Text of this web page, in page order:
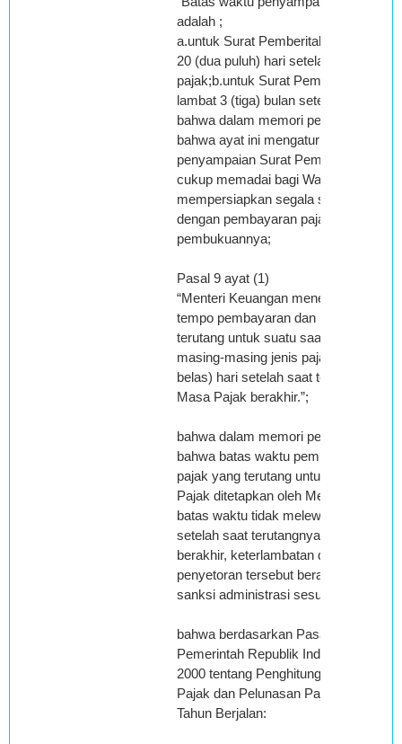
adalah ;
a.untuk Surat Pemberitahuan Masa,
20 (dua puluh) hari setelah akhir masa
pajak;b.untuk Surat Pemberitahuan
lambat 3 (tiga) bulan setelah akhir
bahwa dalam memori penjelasan
bahwa ayat ini mengatur tentang
penyampaian Surat Pemberitahuan
cukup memadai bagi Wajib Pajak
mempersiapkan segala sesuatu yang
dengan pembayaran pajak maupun
pembukuannya;
Pasal 9 ayat (1)
“Menteri Keuangan menentukan
tempo pembayaran dan penyetoran
terutang untuk suatu saat atau Masa
masing-masing jenis pajak, paling
belas) hari setelah saat terutangnya
Masa Pajak berakhir.”;
bahwa dalam memori penjelasan
bahwa batas waktu pembayaran dan
pajak yang terutang untuk suatu saat
Pajak ditetapkan oleh Menteri
batas waktu tidak melewati 15 (lima
setelah saat terutangnya pajak atau
berakhir, keterlambatan dalam
penyetoran tersebut berakibat
sanksi administrasi sesuai ketentuan
bahwa berdasarkan Pasal 8 ayat (4)
Pemerintah Republik Indonesia
2000 tentang Penghitungan
Pajak dan Pelunasan Pajak
Tahun Berjalan: